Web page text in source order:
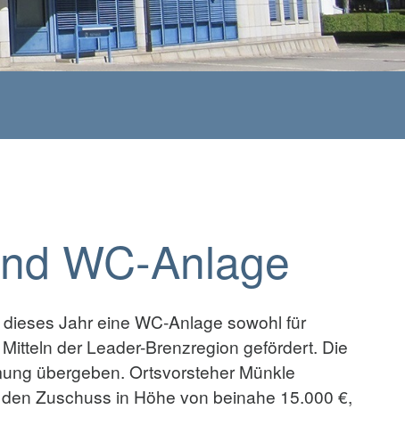
WC-Anlage
Jahr eine WC-Anlage sowohl für
der Leader-Brenzregion gefördert. Die
übergeben. Ortsvorsteher Münkle
Zuschuss in Höhe von beinahe 15.000 €,